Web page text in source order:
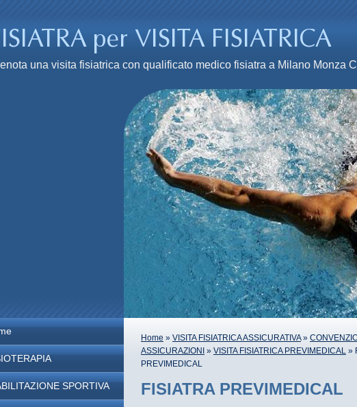
una visita fisiatrica con qualificato medico fisiatra a Milano Monza
SPORTIVA
Home » VISITA FISIATRICA ASSICURATIVA»
ASSICURAZIONI » VISITA FISIATRICA PREVIMEDICAL »
PREVIMEDICAL
FISIATRA PREVIMEDICAL